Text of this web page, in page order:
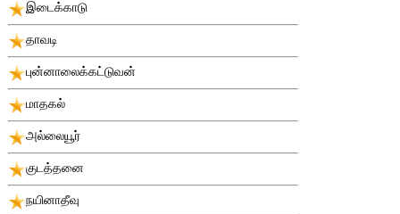
இடைக்காடு
தாவடி
புன்னாலைக்கட்டுவன்
மாதகல்
அல்லையூர்
குடத்தனை
நயினாதீவு